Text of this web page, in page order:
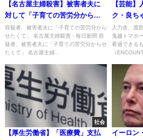
【名古屋主婦殺害】被害者夫に
対して「子育ての苦労分からせ
たかった」
容疑者、被害者夫に「子育ての苦労分から
せたくて」 名古屋主婦殺害 - 毎日新聞 容
疑者、被害者夫に「子育ての苦労分からせ
たくて」 名古屋主婦...
【芸能
ク・良ち
に関する
看過でき
ん」
人力舎、渡
鬼越トマホ
看過できる
（
社会
【厚生労働省】「医療費」支払
イーロン